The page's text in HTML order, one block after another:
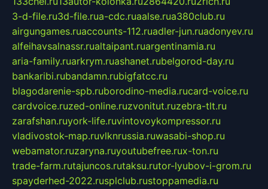
3-d-file.ru3d-file.rua-cdc.ruaalse.rua380club.ru
airgungames.ruaccounts-112.ruadler-jun.ruadonyev.ru
alfeihavsalnassr.rualtaipant.ruargentinamia.ru
aria-family.ruarkrym.ruashanet.rubelgorod-day.ru
bankaribi.rubandamn.rubigfatcc.ru
blagodarenie-spb.ruborodino-media.rucard-voice.ru
cardvoice.ruzed-online.ruzvonitut.ruzebra-tlt.ru
zarafshan.ruyork-life.ruvintovoykompressor.ru
vladivostok-map.ruvlknrussia.ruwasabi-shop.ru
webamator.ruzaryna.ruyoutubefree.rux-ton.ru
trade-farm.rutajuncos.rutaksu.rutor-lyubov-i-grom.ru
spayderhed-2022.rusplclub.rustoppamedia.ru